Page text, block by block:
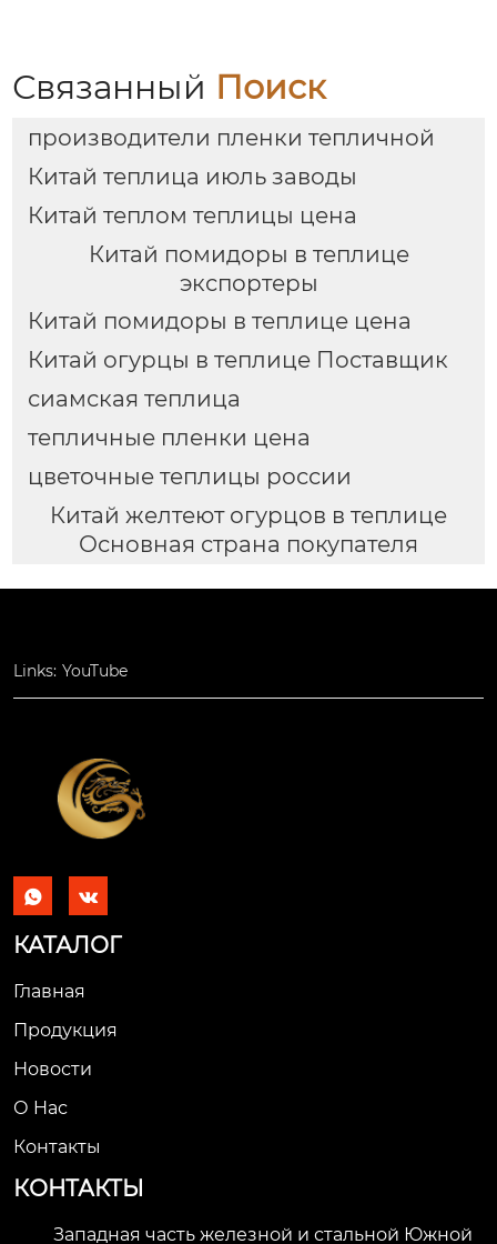
Связанный Поиск
производители пленки тепличной
Китай теплица июль заводы
Китай теплом теплицы цена
Китай помидоры в теплице
экспортеры
Китай помидоры в теплице цена
Китай огурцы в теплице Поставщик
сиамская теплица
тепличные пленки цена
цветочные теплицы россии
Китай желтеют огурцов в теплице
Основная страна покупателя
Links: YouTube
 
КАТАЛОГ
Главная
Продукция
Новости
О Hас
Контакты
КОНТАКТЫ
Западная часть железной и стальной Южной